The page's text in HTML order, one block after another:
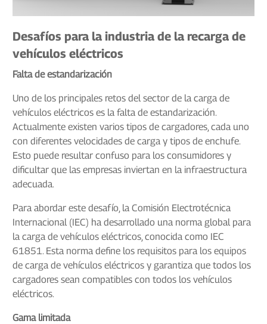
Desafíos para la industria de la recarga de
vehículos eléctricos
Falta de estandarización
Uno de los principales retos del sector de la carga de
vehículos eléctricos es la falta de estandarización.
Actualmente existen varios tipos de cargadores, cada uno
con diferentes velocidades de carga y tipos de enchufe.
Esto puede resultar confuso para los consumidores y
dificultar que las empresas inviertan en la infraestructura
adecuada.
Para abordar este desafío, la Comisión Electrotécnica
Internacional (IEC) ha desarrollado una norma global para
la carga de vehículos eléctricos, conocida como IEC
61851. Esta norma define los requisitos para los equipos
de carga de vehículos eléctricos y garantiza que todos los
cargadores sean compatibles con todos los vehículos
eléctricos.
Gama limitada